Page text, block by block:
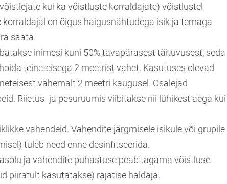
kui ka võistluste korraldajate) võistlustel
on õigus haigusnähtudega isik ja temaga
saata.
inimesi kuni 50% tavapärasest täituvusest, seda
teineteisega 2 meetrist vahet. Kasutuses olevad
vähemalt 2 meetri kaugusel. Osalejad
Riietus- ja pesuruumis viibitakse nii lühikest aega kui
vahendeid. Vahendite järgmisele isikule või grupile
tuleb need enne desinfitseerida.
ja vahendite puhastuse peab tagama võistluse
piiratult kasutatakse) rajatise haldaja.